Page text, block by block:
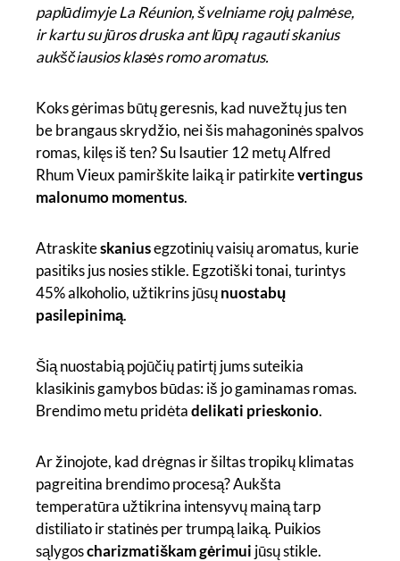
paplūdimyje La Réunion, švelniame rojų palmėse,
ir kartu su jūros druska ant lūpų ragauti skanius
aukščiausios klasės romo aromatus.
Koks gėrimas būtų geresnis, kad nuvežtų jus ten
be brangaus skrydžio, nei šis mahagoninės spalvos
romas, kilęs iš ten? Su Isautier 12 metų Alfred
Rhum Vieux pamirškite laiką ir patirkitevertingus
malonumo momentus.
Atraskiteskaniusegzotinių vaisių aromatus, kurie
pasitiks jus nosies stikle. Egzotiški tonai, turintys
45% alkoholio, užtikrins jūsųnuostabų
pasilepinimą.
Šią nuostabią pojūčių patirtį jums suteikia
klasikinis gamybos būdas: iš jo gaminamas romas.
Brendimo metu pridėtadelikati prieskonio.
Ar žinojote, kad drėgnas ir šiltas tropikų klimatas
pagreitina brendimo procesą? Aukšta
temperatūra užtikrina intensyvų mainą tarp
distiliato ir statinės per trumpą laiką. Puikios
sąlygoscharizmatiškam gėrimui jūsų stikle.